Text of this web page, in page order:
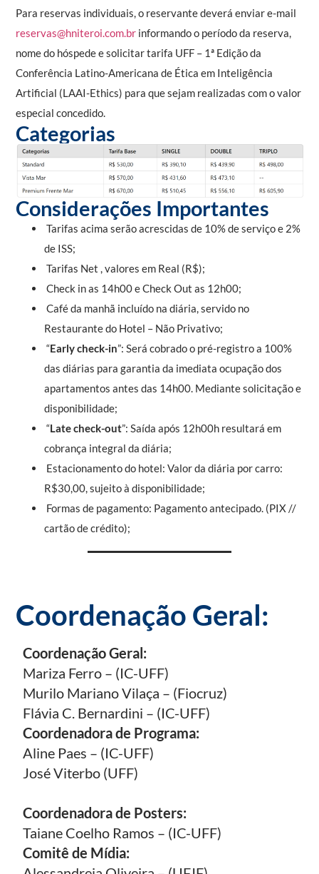
Para reservas individuais, o reservante deverá enviar e-mail
reservas@hniteroi.com.br informando o período da reserva,
nome do hóspede e solicitar tarifa UFF – 1ª Edição da
Conferência Latino-Americana de Ética em Inteligência
Artificial (LAAI-Ethics) para que sejam realizadas com o valor
especial concedido.
Categorias
Considerações Importantes
Tarifas acima serão acrescidas de 10% de serviço e 2%
de ISS;
Tarifas Net , valores em Real (R$);
Check in as 14h00 e Check Out as 12h00;
Café da manhã incluído na diária, servido no
Restaurante do Hotel – Não Privativo;
“Early check-in”: Será cobrado o pré-registro a 100%
das diárias para garantia da imediata ocupação dos
apartamentos antes das 14h00. Mediante solicitação e
disponibilidade;
“Late check-out”: Saída após 12h00h resultará em
cobrança integral da diária;
Estacionamento do hotel: Valor da diária por carro:
R$30,00, sujeito à disponibilidade;
Formas de pagamento: Pagamento antecipado. (PIX //
cartão de crédito);
Coordenação Geral:
Coordenação Geral:
Mariza Ferro – (IC-UFF)
Murilo Mariano Vilaça – (Fiocruz)
Flávia C. Bernardini – (IC-UFF)
Coordenadora de Programa:
Aline Paes – (IC-UFF)
José Viterbo (UFF)
Coordenadora de Posters:
Taiane Coelho Ramos – (IC-UFF)
Comitê de Mídia: